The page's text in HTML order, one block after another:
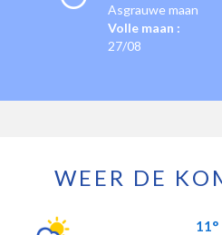
Asgrauwe maan
Volle maan :
27/08
WEER DE
voor de komende 7 dagen 11°